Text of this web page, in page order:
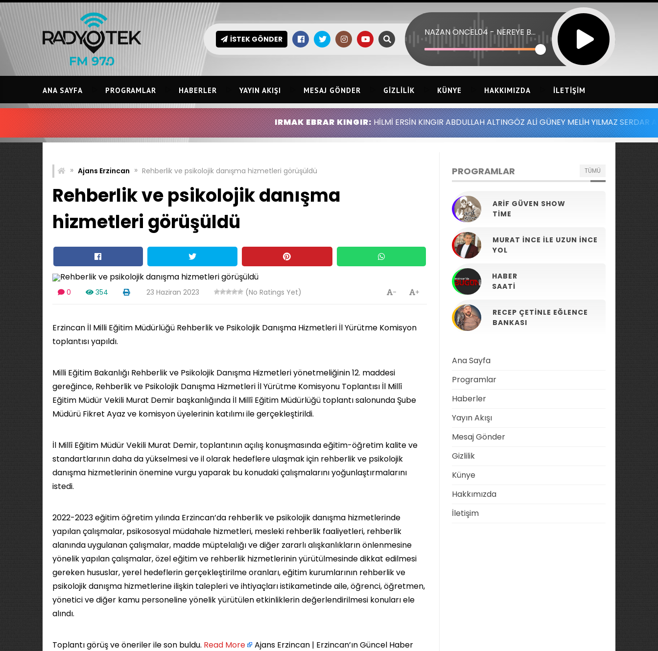
Skip
to
content
İSTEK GÖNDER
NAZAN ONCEL04 - NEREYE BOYLE
ANA SAYFA PROGRAMLAR HABERLER YAYIN AKIŞI MESAJ GÖNDER GIZLILIK KÜNYE HAKKIMIZDA İLETIŞIM
IRMAK EBRAR KINGIR:HİLMİ ERSİN KINGIR ABDULLAH ALTINGÖZ ALİ GÜNEY MELİH YILMAZ SERDAR AYDIN
» Ajans Erzincan » Rehberlik ve psikolojik danışma hizmetleri görüşüldü
Rehberlik ve psikolojik danışma
hizmetleri görüşüldü
0 354 23 Haziran 2023 (No Ratings Yet) +
-
Erzincan İl Milli Eğitim Müdürlüğü Rehberlik ve Psikolojik Danışma Hizmetleri İl Yürütme Komisyon
toplantısı yapıldı.
Milli Eğitim Bakanlığı Rehberlik ve Psikolojik Danışma Hizmetleri yönetmeliğinin 12. maddesi
gereğince, Rehberlik ve Psikolojik Danışma Hizmetleri İl Yürütme Komisyonu Toplantısı İl Millî
Eğitim Müdür Vekili Murat Demir başkanlığında İl Millî Eğitim Müdürlüğü toplantı salonunda Şube
Müdürü Fikret Ayaz ve komisyon üyelerinin katılımı ile gerçekleştirildi.
İl Millî Eğitim Müdür Vekili Murat Demir, toplantının açılış konuşmasında eğitim-öğretim kalite ve
standartlarının daha da yükselmesi ve il olarak hedeflere ulaşmak için rehberlik ve psikolojik
danışma hizmetlerinin önemine vurgu yaparak bu konudaki çalışmalarını yoğunlaştırmalarını
istedi.
2022-2023 eğitim öğretim yılında Erzincan’da rehberlik ve psikolojik danışma hizmetlerinde
yapılan çalışmalar, psikososyal müdahale hizmetleri, mesleki rehberlik faaliyetleri, rehberlik
alanında uygulanan çalışmalar, madde müptelalığı ve diğer zararlı alışkanlıkların önlenmesine
yönelik yapılan çalışmalar, özel eğitim ve rehberlik hizmetlerinin yürütülmesinde dikkat edilmesi
gereken hususlar, yerel hedeflerin gerçekleştirilme oranları, eğitim kurumlarının rehberlik ve
psikolojik danışma hizmetlerine ilişkin talepleri ve ihtiyaçları istikametinde aile, öğrenci, öğretmen,
yönetici ve diğer kamu personeline yönelik yürütülen etkinliklerin değerlendirilmesi konuları ele
alındı.
Toplantı görüş ve öneriler ile son buldu. ​ Read More
Ajans Erzincan | Erzincan’ın Güncel Haber
PROGRAMLAR TÜMÜ
ARIF GÜVEN SHOW
TIME
MURAT İNCE ILE UZUN İNCE
YOL
HABER
SAATI
RECEP ÇETINLE EĞLENCE
BANKASI
Ana Sayfa
Programlar
Haberler
Yayın Akışı
Mesaj Gönder
Gizlilik
Künye
Hakkımızda
İletişim